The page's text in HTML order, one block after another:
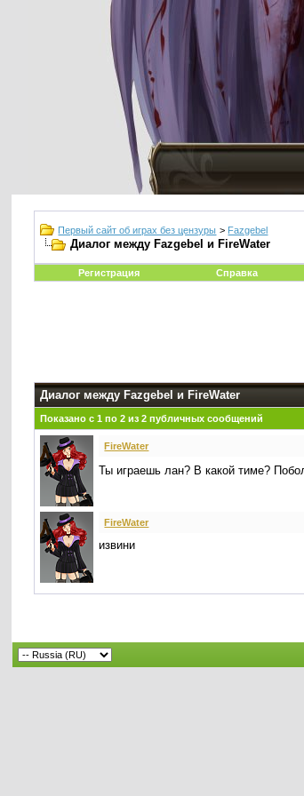
Первый сайт об играх без цензуры > Fazgebel
Диалог между Fazgebel и FireWater
Регистрация
Справка
Диалог между Fazgebel и FireWater
Показано с 1 по2 из2 публичных сообщений
FireWater
Ты играешь лан? В какой тиме?
FireWater
извини